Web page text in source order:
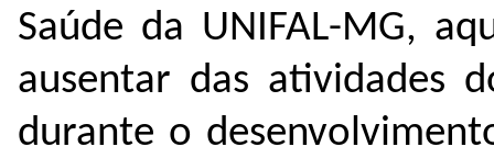
Saúde da UNIFAL-MG,
ausentar das atividades
durante o